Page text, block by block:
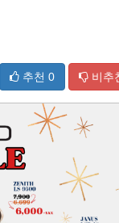
추천 0 비추